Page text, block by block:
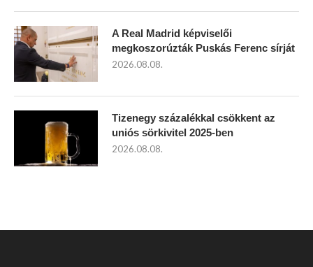
A Real Madrid képviselői
megkoszorúzták Puskás Ferenc sírját
2026.08.08.
Tizenegy százalékkal csökkent az
uniós sörkivitel 2025-ben
2026.08.08.